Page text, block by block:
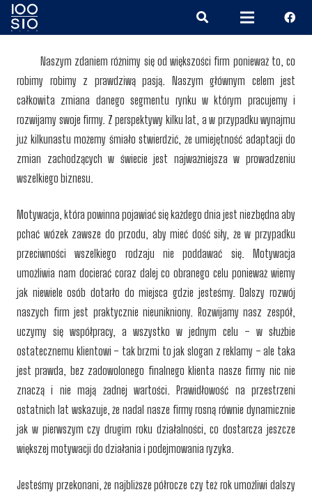
Naszym zdaniem różnimy się od większości firm ponieważ to, co
robimy robimy z prawdziwą pasją. Naszym głównym celem jest
całkowita zmiana danego segmentu rynku w którym pracujemy i
rozwijamy swoje firmy. Z perspektywy kilku lat, a w przypadku wynajmu
już kilkunastu możemy śmiało stwierdzić, że umiejętność adaptacji do
zmian zachodzących w świecie jest najważniejsza w prowadzeniu
wszelkiego biznesu.
Motywacja, która powinna pojawiać się każdego dnia jest niezbędna aby
pchać wózek zawsze do przodu, aby mieć dość siły, że w przypadku
przeciwności wszelkiego rodzaju nie poddawać się. Motywacja
umożliwia nam docierać coraz dalej co obranego celu ponieważ wiemy
jak niewiele osób dotarło do miejsca gdzie jesteśmy. Dalszy rozwój
naszych firm jest praktycznie nieunikniony. Rozwijamy nasz zespół,
uczymy się współpracy, a wszystko w jednym celu – w służbie
ostatecznemu klientowi – tak brzmi to jak slogan z reklamy – ale taka
jest prawda, bez zadowolonego finalnego klienta nasze firmy nic nie
znaczą i nie mają żadnej wartości. Prawidłowość na przestrzeni
ostatnich lat wskazuje, że nadal nasze firmy rosną równie dynamicznie
jak w pierwszym czy drugim roku działalności, co dostarcza jeszcze
większej motywacji do działania i podejmowania ryzyka.
Jesteśmy przekonani, że najbliższe półrocze czy też rok umożliwi dalszy